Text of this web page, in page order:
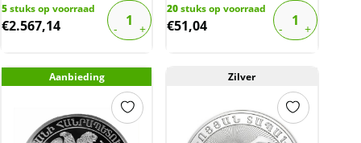
5stuks op voorraad
€2.567,14
20stuks op voorraad
€51,04
Aanbieding Zilver